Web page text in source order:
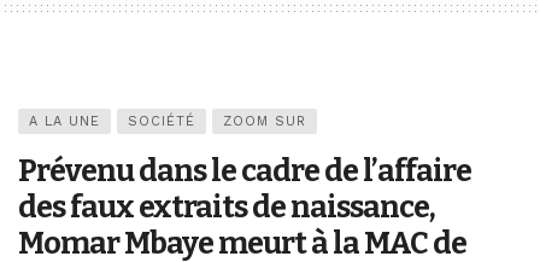
A LA UNE SOCIÉTÉ ZOOM SUR
Prévenu dans le cadre de l’affaire
des faux extraits de naissance,
Momar Mbaye meurt à la MAC de